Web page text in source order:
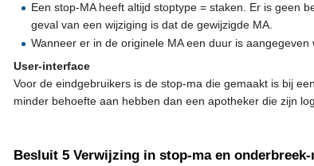
Een stop-MA heeft altijd stoptype = staken. Er is geen
geval van een wijziging is dat de gewijzigde MA.
Wanneer er in de originele MA een duur is
User-interface
Voor de eindgebruikers is de stop-ma die gemaakt is bij
minder behoefte aan hebben dan een apotheker die zijn
Besluit 5 Verwijzing in stop-ma en onderbreek-